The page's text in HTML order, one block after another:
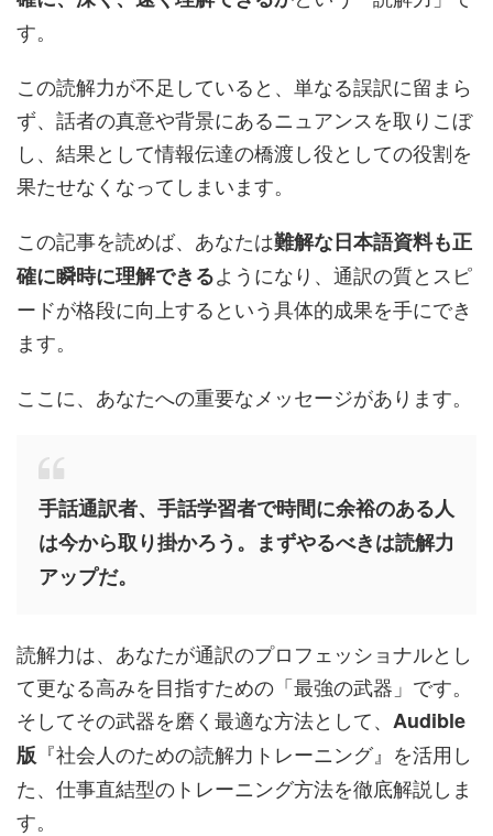
す。
この読解力が不足していると、単なる誤訳に留まら
ず、話者の真意や背景にあるニュアンスを取りこぼ
し、結果として情報伝達の橋渡し役としての役割を
果たせなくなってしまいます。
この記事を読めば、あなたは難解な日本語資料も正
確に瞬時に理解できるようになり、通訳の質とスピ
ードが格段に向上するという具体的成果を手にでき
ます。
ここに、あなたへの重要なメッセージがあります。
手話通訳者、手話学習者で時間に余裕のある人
は今から取り掛かろう。まずやるべきは読解力
アップだ。
読解力は、あなたが通訳のプロフェッショナルとし
て更なる高みを目指すための「最強の武器」です。
そしてその武器を磨く最適な方法として、 Audible
版 『社会人のための読解力トレーニング』を活用し
た、仕事直結型のトレーニング方法を徹底解説しま
す。